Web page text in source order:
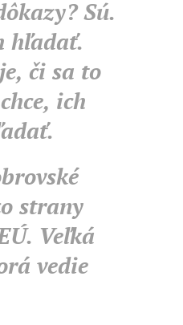
Sú.
hľadať.
či sa to
ich
strany
Veľká
vedie